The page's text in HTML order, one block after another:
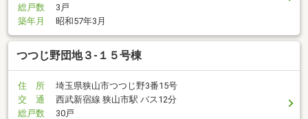
総戸数
3戸
築年月
昭和57年3月
つつじ野団地３-１５号棟
住 所
埼玉県狭山市つつじ野3番15号
交 通
西武新宿線 狭山市駅 バス12分
総戸数
30戸